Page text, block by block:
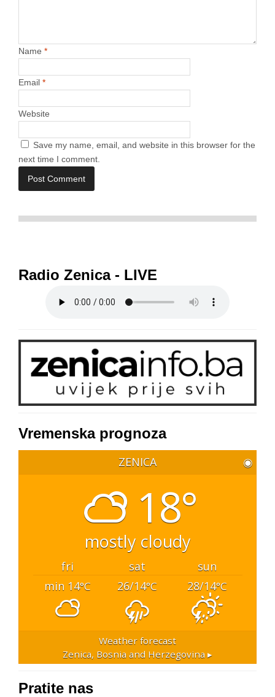
Name *
Email *
Website
Save my name, email, and website in this browser for the
next time I comment.
Radio Zenica - LIVE
Vremenska prognoza
ZENICA ◉
18°
mostly cloudy
fri sat
sun
min 14°C 26/14°C 28/14°C
Weather forecast
Zenica, Bosnia and Herzegovina ▸
Pratite nas